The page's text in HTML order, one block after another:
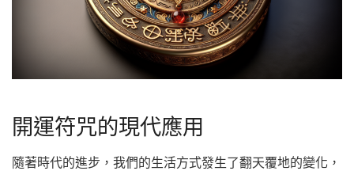
開運符咒的現代應用
隨著時代的進步，我們的生活方式發生了翻天覆地的變化，